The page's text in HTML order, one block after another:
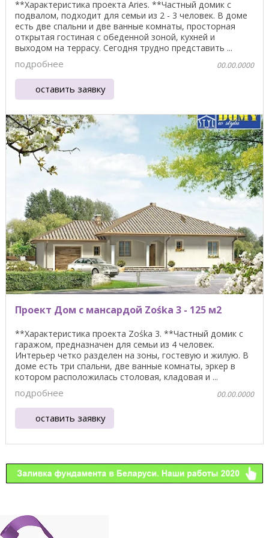
**Характеристика проекта Aries. **Частный домик с
подвалом, подходит для семьи из 2 - 3 человек. В доме
есть две спальни и две ванные комнаты, просторная
открытая гостиная с обеденной зоной, кухней и
выходом на террасу. Сегодня трудно представить ...
подробнее 00.00.0000
оставить заявку
Проект Дом с мансардой Zośka 3 - 125 м2
**Характеристика проекта Zośka 3. **Частный домик с
гаражом, предназначен для семьи из 4 человек.
Интерьер четко разделен на зоны, гостевую и жилую. В
доме есть три спальни, две ванные комнаты, эркер в
котором расположилась столовая, кладовая и ...
подробнее 00.00.0000
оставить заявку